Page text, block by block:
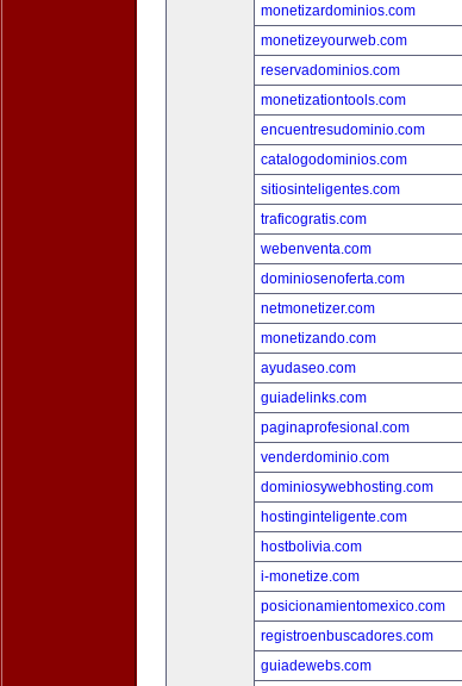
monetizardominios.com
monetizeyourweb.com
reservadominios.com
monetizationtools.com
encuentresudominio.com
catalogodominios.com
sitiosinteligentes.com
traficogratis.com
webenventa.com
dominiosenoferta.com
netmonetizer.com
monetizando.com
ayudaseo.com
guiadelinks.com
paginaprofesional.com
venderdominio.com
dominiosywebhosting.com
hostinginteligente.com
hostbolivia.com
i-monetize.com
posicionamientomexico.com
registroenbuscadores.com
guiadewebs.com